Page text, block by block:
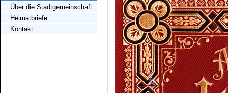
Über die Stadtgemeinschaft
Heimatbriefe
Kontakt